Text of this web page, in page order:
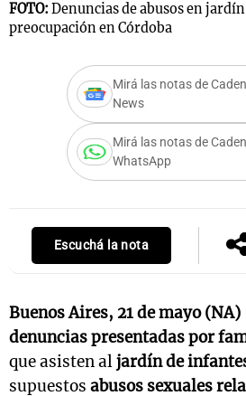
FOTO: Denuncias de abusos en
preocupación en Córdoba
Mirá las notas de
News
Mirá las notas de
WhatsApp
Escuchá la nota
Buenos Aires, 21 de mayo (NA)
denuncias presentadas por
que asisten aljardín de
supuestos abusos sexuales